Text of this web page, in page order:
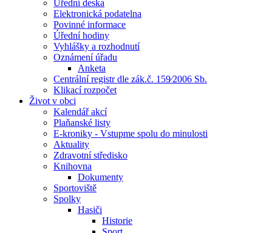
Úřední deska
Elektronická podatelna
Povinné informace
Úřední hodiny
Vyhlášky a rozhodnutí
Oznámení úřadu
Anketa
Centrální registr dle zák.č. 159⁄2006 Sb.
Klikací rozpočet
Život v obci
Kalendář akcí
Plaňanské listy
E-kroniky - Vstupme spolu do minulosti
Aktuality
Zdravotní středisko
Knihovna
Dokumenty
Sportoviště
Spolky
Hasiči
Historie